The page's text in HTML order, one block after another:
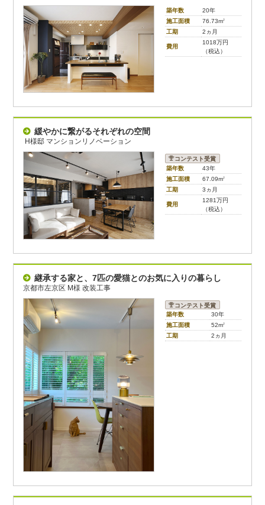
築年数
20年
施工面積
76.73m2
工期 2ヵ月
費用
1018万円
（税込）
緩やかに繋がるそれぞれの空間
H様邸 マンションリノベーション
コンテスト受賞
築年数
43年
施工面積
67.09m2
工期 3ヵ月
費用
1281万円
（税込）
継承する家と、7匹の愛猫とのお気に入りの暮らし
京都市左京区 M様 改装工事
コンテスト受賞
築年数
30年
施工面積
52m2
工期 2ヵ月